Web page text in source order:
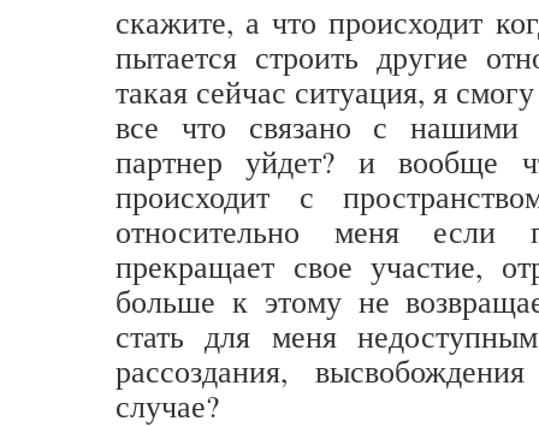
скажите, а что происходит
пытается строить другие
такая сейчас ситуация, я
все что связано с нашими
партнер уйдет? и вообще
происходит с
относительно меня если
прекращает свое участие,
больше к этому не
стать для меня
рассоздания,
случае?